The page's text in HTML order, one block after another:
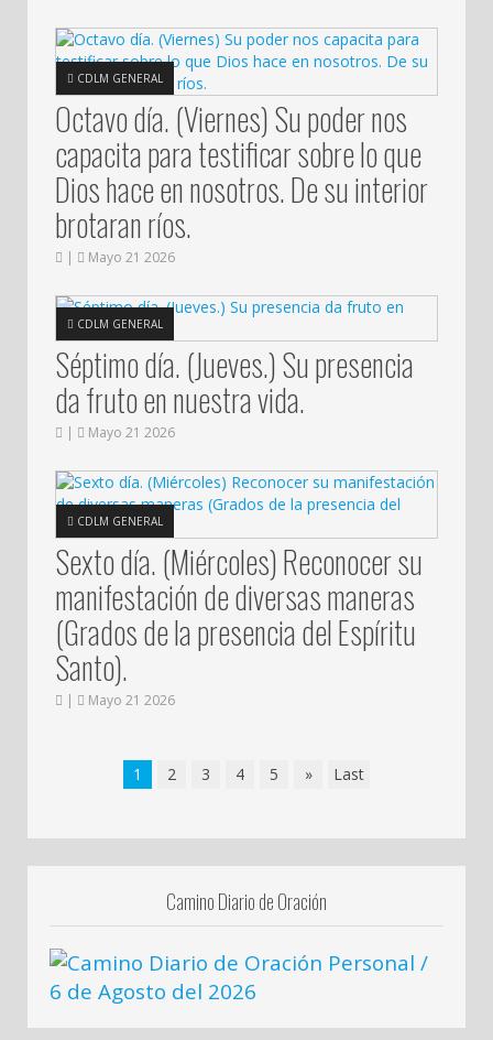
CDLM GENERAL
Octavo día. (Viernes) Su poder nos
capacita para testificar sobre lo que
Dios hace en nosotros. De su interior
brotaran ríos.
| Mayo 21 2026
CDLM GENERAL
Séptimo día. (Jueves.) Su presencia
da fruto en nuestra vida.
| Mayo 21 2026
CDLM GENERAL
Sexto día. (Miércoles) Reconocer su
manifestación de diversas maneras
(Grados de la presencia del Espíritu
Santo).
| Mayo 21 2026
1 2 3 4 5 » Last
Camino Diario de Oración